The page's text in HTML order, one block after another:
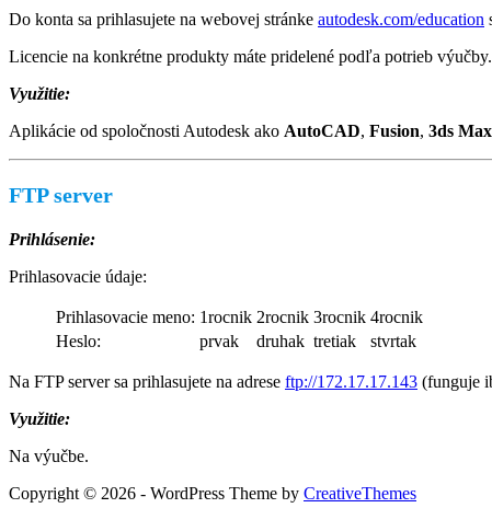
Do konta sa prihlasujete na webovej stránke autodesk.com/education
Licencie na konkrétne produkty máte pridelené podľa potrieb
Využitie:
Aplikácie od spoločnosti Autodesk ako AutoCAD, Fusion, 3ds Max
FTP server
Prihlásenie:
Prihlasovacie údaje:
Prihlasovacie meno: 1rocnik 2rocnik 3rocnik 4rocnik
Heslo:
prvak druhak tretiak stvrtak
Na FTP server sa prihlasujete na adrese ftp://172.17.17.143 (funguje
Využitie:
Na výučbe.
Copyright © 2026 - WordPress Theme by CreativeThemes